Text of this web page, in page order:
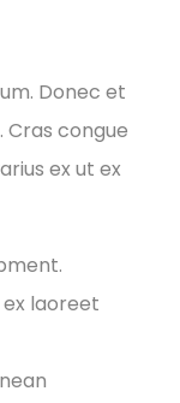
Donec et
congue
ex ut ex
ex laoreet